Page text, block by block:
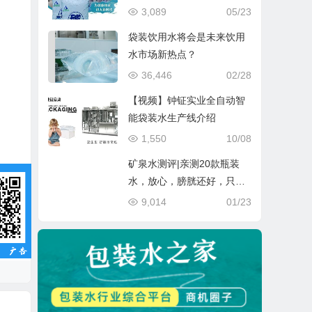
05/23
3,089
袋装饮用水将会是未来饮用
水市场新热点？
02/28
36,446
【视频】钟钲实业全自动智
能袋装水生产线介绍
10/08
1,550
矿泉水测评|亲测20款瓶装
水，放心，膀胱还好，只是
肾亏
01/23
9,014